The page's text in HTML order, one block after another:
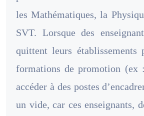
les Mathématiques, la
SVT. Lorsque des
quittent leurs établissements
formations de promotion (ex
accéder à des postes
un vide, car ces enseignants,